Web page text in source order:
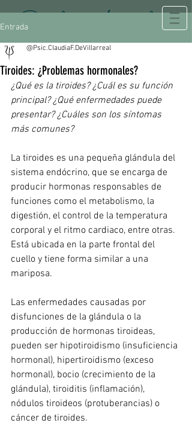
Psicología Integral
Entrada
Tiroides: ¿Problemas hormonales?
@Psic.ClaudiaF.DeVillarreal
¿Qué es la tiroides? ¿Cuál es su función
principal? ¿Qué enfermedades puede
presentar? ¿Cuáles son los síntomas
más comunes?
La tiroides es una pequeña glándula del
sistema endócrino, que se encarga de
producir hormonas responsables de
funciones como el metabolismo, la
digestión, el control de la temperatura
corporal y el ritmo cardiaco, entre otras.
Está ubicada en la parte frontal del
cuello y tiene forma similar a una
mariposa.
Las enfermedades causadas por
disfunciones de la glándula o la
producción de hormonas tiroideas,
pueden ser hipotiroidismo (insuficiencia
hormonal), hipertiroidismo (exceso
hormonal), bocio (crecimiento de la
glándula), tiroiditis (inflamación),
nódulos tiroideos (protuberancias) o
cáncer de tiroides.